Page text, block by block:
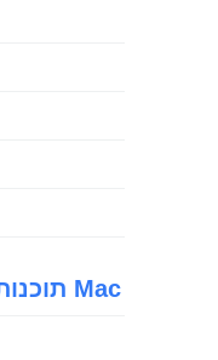
תוכנות זדוניות פופולריות של Mac